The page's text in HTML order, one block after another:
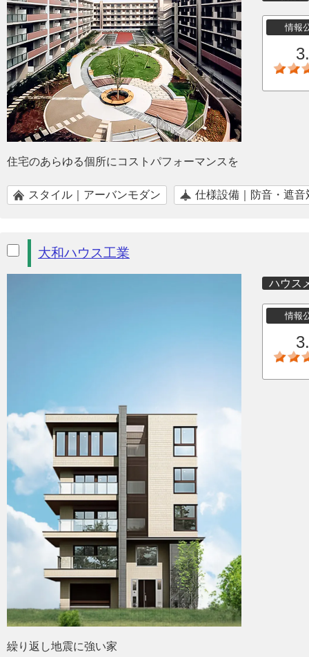
情報
住宅のあらゆる個所にコストパフォーマンスを
スタイル｜アーバンモダン 仕様設備｜防音・遮音
大和ハウス工業
ハウス
情報
繰り返し地震に強い家